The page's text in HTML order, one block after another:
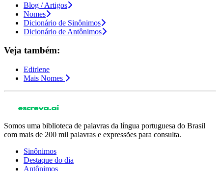
Blog / Artigos
Nomes
Dicionário de Sinônimos
Dicionário de Antônimos
Veja também:
Edirlene
Mais Nomes
Somos uma biblioteca de palavras da língua portuguesa do Brasil
com mais de 200 mil palavras e expressões para consulta.
Sinônimos
Destaque do dia
Antônimos